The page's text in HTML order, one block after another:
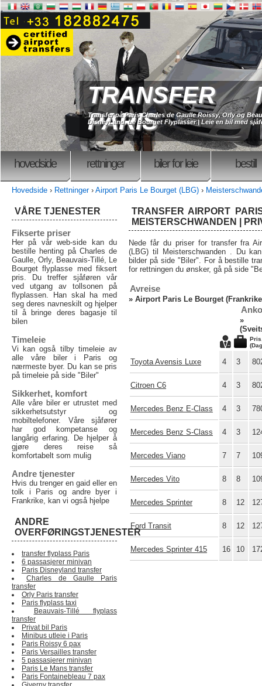
TRANSFER I
PARIS
Transfer på Paris Charles de Gaulle Roissy, Orly og
DisneyLand, Le Bourget Flyplasser | Leie en bil med
hovedside rettninger biler for leie bestill
Hovedside › Rettninger› Airport Paris Le Bourget (LBG) ›
TRANSFER AIRPORT
MEISTERSCHWANDEN |
Nede får du priser for transfer fra
(LBG) til Meisterschwanden . Du
bilder på side "Biler". For å bestille
for rettningen du ønsker, gå på side
Avreise
» Airport Paris Le Bourget
Toyota Avensis Luxe 4 3
Citroen C6 4 3
Mercedes Benz E-Class 4 3
Mercedes Benz S-Class 4 3
Mercedes Viano 7 7
Mercedes Vito 8 8
Mercedes Sprinter 8 12
Ford Transit 8 12
Mercedes Sprinter 415 16 10
VÅRE TJENESTER
Fikserte priser
Her på vår web-side kan du
bestille henting på Charles de
Gaulle, Orly, Beauvais-Tillé, Le
Bourget flyplasse med fiksert
pris. Du treffer sjåføren vår
ved utgang av tollsonen på
flyplassen. Han skal ha med
seg deres navneskilt og hjelper
til å bringe deres bagasje til
bilen
Timeleie
Vi kan også tilby timeleie av
alle våre biler i Paris og
nærmeste byer. Du kan se pris
på timeleie på side "Biler"
Sikkerhet, komfort
Alle våre biler er utrustet med
sikkerhetsutstyr og
mobiltelefoner. Våre sjåfører
har god kompetanse og
langårig erfaring. De hjelper å
gjøre deres reise så
komfortabelt som mulig
Andre tjenester
Hvis du trenger en gaid eller en
tolk i Paris og andre byer i
Frankrike, kan vi også hjelpe
ANDRE
OVERFØRINGSTJENESTER
transfer flyplass Paris
6 passasjerer minivan
Paris Disneyland transfer
Charles de Gaulle Paris
transfer
Orly Paris transfer
Paris flyplass taxi
Beauvais-Tillé flyplass
transfer
Privat bil Paris
Minibus utleie i Paris
Paris Roissy 6 pax
Paris Versailles transfer
5 passasjerer minivan
Paris Le Mans transfer
Paris Fontainebleau 7 pax